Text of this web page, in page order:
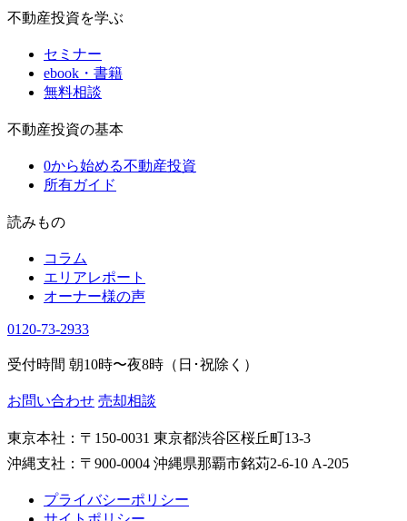
不動産投資を学ぶ
セミナー
ebook・書籍
無料相談
不動産投資の基本
0から始める不動産投資
所有ガイド
読みもの
コラム
エリアレポート
オーナー様の声
0120-73-2933
受付時間 朝10時〜夜8時（日･祝除く）
お問い合わせ 売却相談
東京本社：〒150-0031 東京都渋谷区桜丘町13-3
沖縄支社：〒900-0004 沖縄県那覇市銘苅2-6-10 A-205
プライバシーポリシー